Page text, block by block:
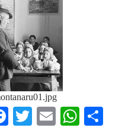
Facebook
Twitter
Email